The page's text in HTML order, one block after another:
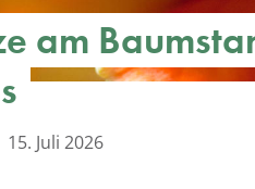
am
15. Juli 2026